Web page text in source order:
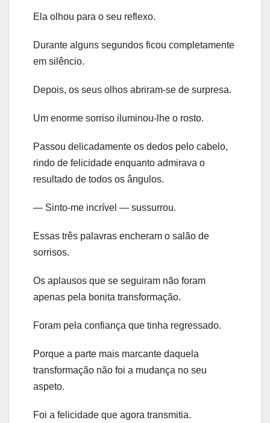
Ela olhou para o seu reflexo.
Durante alguns segundos ficou completamente
em silêncio.
Depois, os seus olhos abriram-se de surpresa.
Um enorme sorriso iluminou-lhe o rosto.
Passou delicadamente os dedos pelo cabelo,
rindo de felicidade enquanto admirava o
resultado de todos os ângulos.
— Sinto-me incrível — sussurrou.
Essas três palavras encheram o salão de
sorrisos.
Os aplausos que se seguiram não foram
apenas pela bonita transformação.
Foram pela confiança que tinha regressado.
Porque a parte mais marcante daquela
transformação não foi a mudança no seu
aspeto.
Foi a felicidade que agora transmitia.